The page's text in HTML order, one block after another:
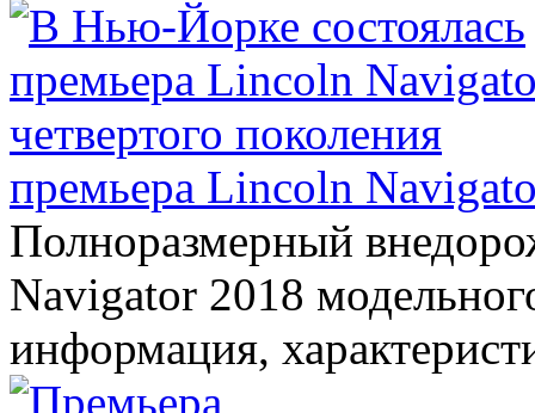
премьера Lincoln
Полноразмерный
Navigator 2018
информация,